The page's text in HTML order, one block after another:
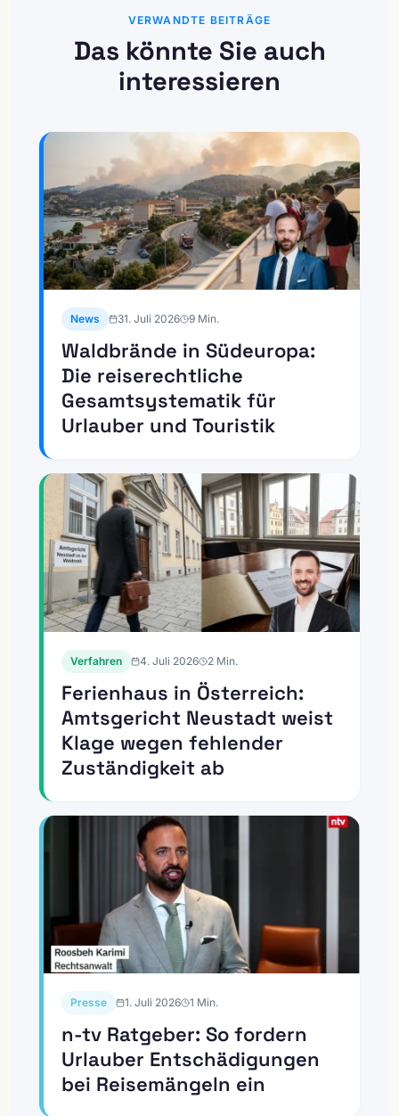
VERWANDTE BEITRÄGE
Das könnte Sie auch
interessieren
News 31. Juli 2026 9 Min.
Waldbrände in Südeuropa:
Die reiserechtliche
Gesamtsystematik für
Urlauber und Touristik
Verfahren 4. Juli 2026 2 Min.
Ferienhaus in Österreich:
Amtsgericht Neustadt weist
Klage wegen fehlender
Zuständigkeit ab
Presse 1. Juli 2026 1 Min.
n-tv Ratgeber: So fordern
Urlauber Entschädigungen
bei Reisemängeln ein